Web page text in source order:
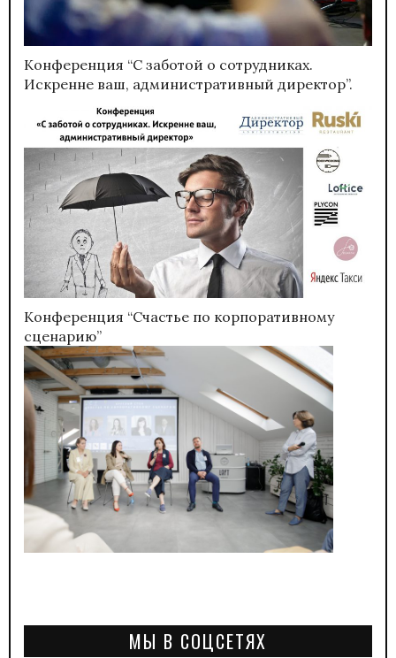
Конференция “С заботой о сотрудниках.
Искренне ваш, административный директор”.
Конференция “Счастье по корпоративному
сценарию”
МЫ В СОЦСЕТЯХ